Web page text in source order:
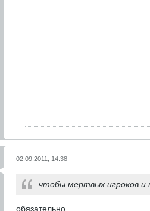
02.09.2011, 14:38
чтобы мертвых игроков и
обязательно.